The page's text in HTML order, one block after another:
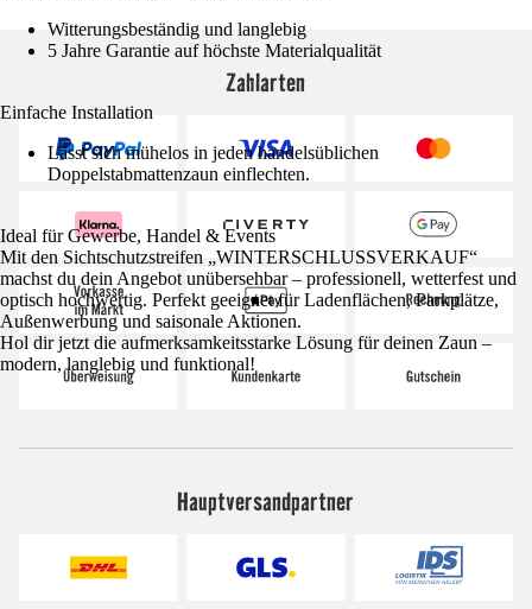
Witterungsbeständig und langlebig
5 Jahre Garantie auf höchste Materialqualität
Einfache Installation
Lässt sich mühelos in jeden handelsüblichen
Doppelstabmattenzaun einflechten.
Ideal für Gewerbe, Handel & Events
Mit den Sichtschutzstreifen „WINTERSCHLUSSVERKAUF“
machst du dein Angebot unübersehbar – professionell, wetterfest und
optisch hochwertig. Perfekt geeignet für Ladenflächen, Parkplätze,
Außenwerbung und saisonale Aktionen.
Hol dir jetzt die aufmerksamkeitsstarke Lösung für deinen Zaun –
modern, langlebig und funktional!
Zahlarten
Hauptversandpartner